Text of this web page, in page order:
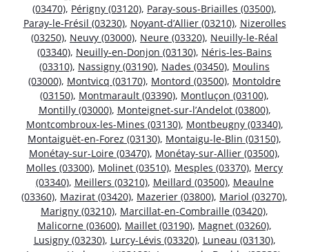
(03470), Périgny (03120), Paray-sous-Briailles (03500),
Paray-le-Frésil (03230), Noyant-d’Allier (03210), Nizerolles
(03250), Neuvy (03000), Neure (03320), Neuilly-le-Réal
(03340), Neuilly-en-Donjon (03130), Néris-les-Bains
(03310), Nassigny (03190), Nades (03450), Moulins
(03000), Montvicq (03170), Montord (03500), Montoldre
(03150), Montmarault (03390), Montluçon (03100),
Montilly (03000), Monteignet-sur-l’Andelot (03800),
Montcombroux-les-Mines (03130), Montbeugny (03340),
Montaiguët-en-Forez (03130), Montaigu-le-Blin (03150),
Monétay-sur-Loire (03470), Monétay-sur-Allier (03500),
Molles (03300), Molinet (03510), Mesples (03370), Mercy
(03340), Meillers (03210), Meillard (03500), Meaulne
(03360), Mazirat (03420), Mazerier (03800), Mariol (03270),
Marigny (03210), Marcillat-en-Combraille (03420),
Malicorne (03600), Maillet (03190), Magnet (03260),
Lusigny (03230), Lurcy-Lévis (03320), Luneau (03130),